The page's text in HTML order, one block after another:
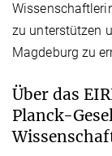
zu unterstützen
Magdeburg zu
Über das
Planck-